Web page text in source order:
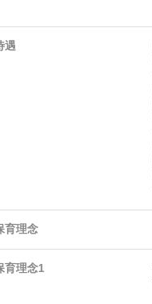
遇
育理念
育理念1